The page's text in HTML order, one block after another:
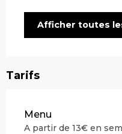
Afficher toutes
Tarifs
Tarifs 2026
Menu
A partir de 13€ en